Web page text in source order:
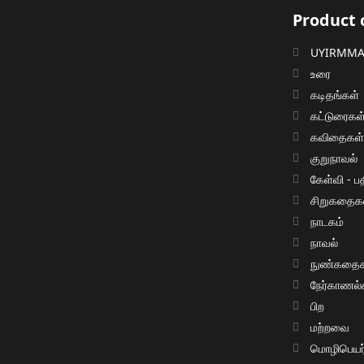
Product
உரை
கடிதங்கள்
கவிதைகள்
குறுநாவல்
கேள்வி -
நாடகம்
நாவல்
பிற
மற்றவை